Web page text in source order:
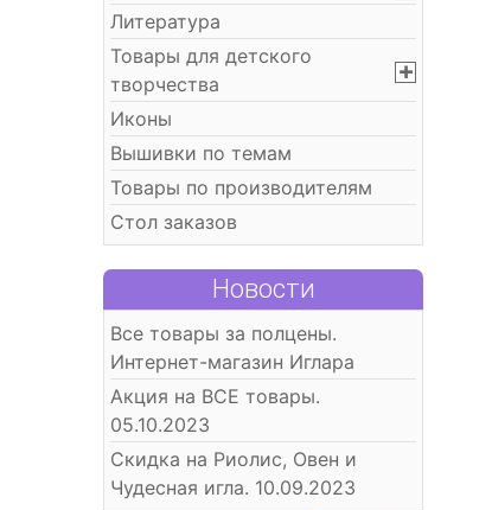
Литература
Товары для детского
творчества
Иконы
Вышивки по темам
Товары по производителям
Стол заказов
Новости
Все товары за полцены.
Интернет-магазин Иглара
Акция на ВСЕ товары.
05.10.2023
Скидка на Риолис, Овен и
Чудесная игла. 10.09.2023